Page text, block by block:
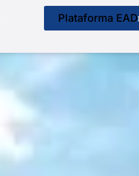
Plataforma EAD